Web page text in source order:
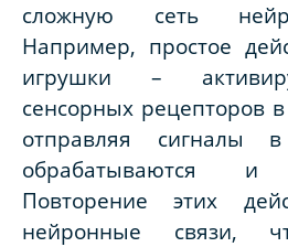
сложную сеть
Например, простое
игрушки –
сенсорных рецепторов
отправляя сигналы
обрабатываются и
Повторение этих
нейронные связи,